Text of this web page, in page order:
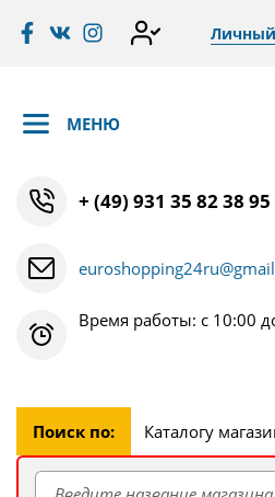
МЕНЮ
+ (49) 931 35 82 38 95
Время работы: с 10:00
Поиск по: Каталогу